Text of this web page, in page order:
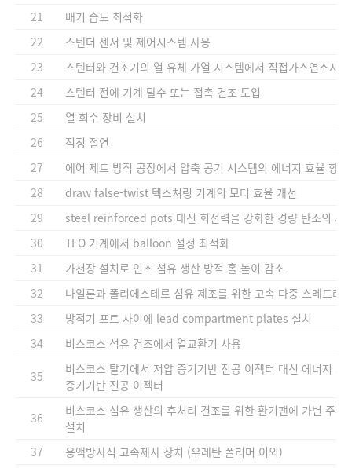
21
배기 습도 최적화
22
스텐더 센서 및 제어시스템 사용
23
스텐터와 건조기의 열 유체 가열 시스템에서 직접가스연소시
24
스텐터 전에 기계 탈수 또는 접촉 건조 도입
25
열 회수 장비 설치
26
적정 절연
27
에어 제트 방직 공장에서 압축 공기 시스템의 에너지 효율 향
28
draw false-twist 텍스쳐링 기계의 모터 효율 개선
29
steel reinforced pots 대신 회전력을 강화한 경량 탄소의 사
30
TFO 기계에서 balloon 설정 최적화
31
가천장 설치로 인조 섬유 생산 방적 홀 높이 감소
32
나일론과 폴리에스테르 섬유 제조를 위한 고속 다중 스레드라
33
방적기 포트 사이에 lead compartment plates 설치
34
비스코스 섬유 건조에서 열교환기 사용
35
비스코스 탈기에서 저압 증기기반 진공 이젝터 대신 에너지 효
증기기반 진공 이젝터
36
비스코스 섬유 생산의 후처리 건조를 위한 환기팬에 가변 주파
설치
37
용액방사식 고속제사 장치 (우레탄 폴리머 이외)